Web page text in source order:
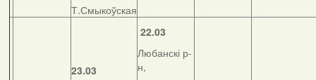
Т.Смыкоўская
23.03
22.03
Любанскі р-
н,